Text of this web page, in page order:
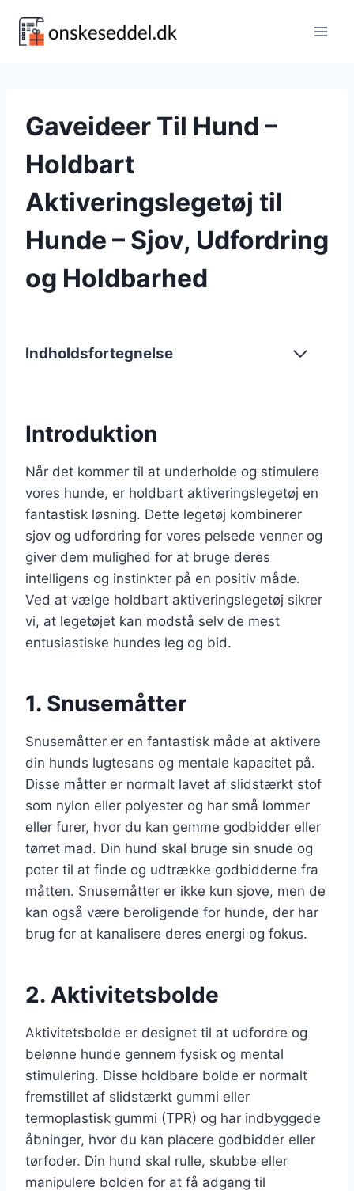
Gaveideer Til Hund –
Holdbart
Aktiveringslegetøj til
Hunde – Sjov, Udfordring
og Holdbarhed
Indholdsfortegnelse
Introduktion
Når det kommer til at underholde og stimulere
vores hunde, er holdbart aktiveringslegetøj en
fantastisk løsning. Dette legetøj kombinerer
sjov og udfordring for vores pelsede venner og
giver dem mulighed for at bruge deres
intelligens og instinkter på en positiv måde.
Ved at vælge holdbart aktiveringslegetøj sikrer
vi, at legetøjet kan modstå selv de mest
entusiastiske hundes leg og bid.
1. Snusemåtter
Snusemåtter er en fantastisk måde at aktivere
din hunds lugtesans og mentale kapacitet på.
Disse måtter er normalt lavet af slidstærkt stof
som nylon eller polyester og har små lommer
eller furer, hvor du kan gemme godbidder eller
tørret mad. Din hund skal bruge sin snude og
poter til at finde og udtrække godbidderne fra
måtten. Snusemåtter er ikke kun sjove, men de
kan også være beroligende for hunde, der har
brug for at kanalisere deres energi og fokus.
2. Aktivitetsbolde
Aktivitetsbolde er designet til at udfordre og
belønne hunde gennem fysisk og mental
stimulering. Disse holdbare bolde er normalt
fremstillet af slidstærkt gummi eller
termoplastisk gummi (TPR) og har indbyggede
åbninger, hvor du kan placere godbidder eller
tørfoder. Din hund skal rulle, skubbe eller
manipulere bolden for at få adgang til